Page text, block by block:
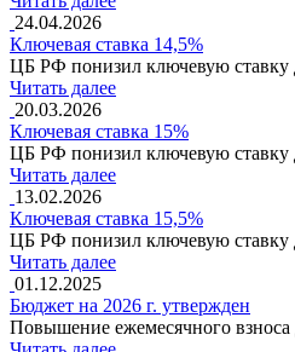
24.04.2026
Ключевая ставка 14,5%
ЦБ РФ понизил ключевую ставку
Читать далее
20.03.2026
Ключевая ставка 15%
ЦБ РФ понизил ключевую ставку
Читать далее
13.02.2026
Ключевая ставка 15,5%
ЦБ РФ понизил ключевую ставку
Читать далее
01.12.2025
Бюджет на 2026 г. утвержден
Повышение ежемесячного взноса